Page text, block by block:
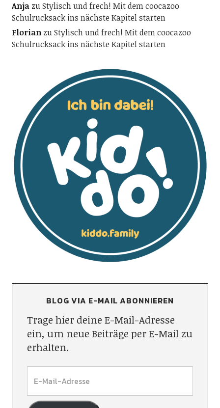
AnjazuStylisch und frech! Mit dem coocazoo
Schulrucksack ins nächste Kapitel starten
FlorianzuStylisch und frech! Mit dem coocazoo
Schulrucksack ins nächste Kapitel starten
BLOG VIA E-MAIL ABONNIEREN
Trage hier deine E-Mail-Adresse
ein, um neue Beiträge per E-Mail zu
erhalten.